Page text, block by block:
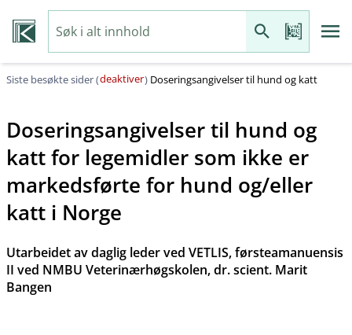
Siste besøkte sider (deaktiver) Doseringsangivelser til hund og katt
Doseringsangivelser til hund og
katt for legemidler som ikke er
markedsførte for hund og​/​eller
katt i Norge
Utarbeidet av daglig leder ved VETLIS, førsteamanuensis
II ved NMBU Veterinærhøgskolen, dr. scient. Marit
Bangen